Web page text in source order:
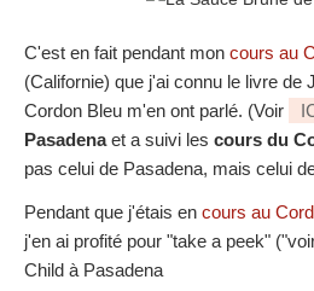
C'est en fait pendant mon cours au
(Californie) que j'ai connu le livre de
Cordon Bleu m'en ont parlé. (Voir
Pasadenaet a suivi les cours du
pas celui de Pasadena, mais celui
Pendant que j'étais en cours au
j'en ai profité pour "take a peek"
Child à Pasadena